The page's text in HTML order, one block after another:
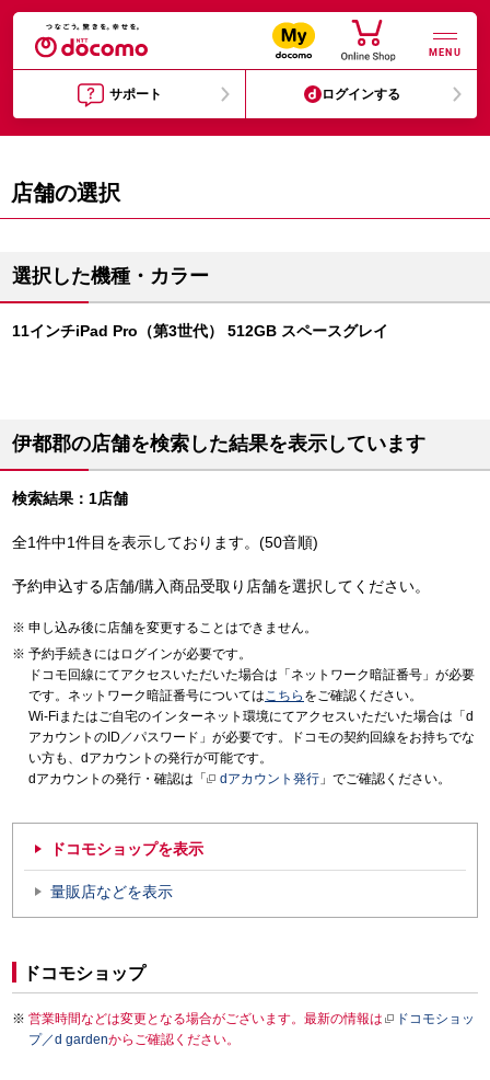
MENU
サポート ログインする
店舗の選択
選択した機種・カラー
11インチiPad Pro（第3世代） 512GB スペースグレイ
伊都郡の店舗を検索した結果を表示しています
検索結果：1店舗
全1件中1件目を表示しております。(50音順)
予約申込する店舗/購入商品受取り店舗を選択してください。
申し込み後に店舗を変更することはできません。
予約手続きにはログインが必要です。
ドコモ回線にてアクセスいただいた場合は「ネットワーク暗証番号」が必要
です。ネットワーク暗証番号についてはこちら をご確認ください。
Wi-Fiまたはご自宅のインターネット環境にてアクセスいただいた場合は「d
アカウントのID／パスワード」が必要です。ドコモの契約回線をお持ちでな
い方も、dアカウントの発行が可能です。
dアカウントの発行・確認は「
dアカウント発行 」でご確認ください。
ドコモショップを表示
量販店などを表示
ドコモショップ
営業時間などは変更となる場合がございます。最新の情報は
ドコモショッ
プ／d gardenからご確認ください。